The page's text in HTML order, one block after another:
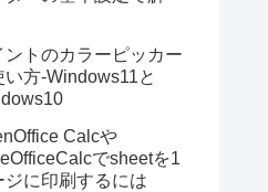
ントのカラーピッカー
い方-Windows11と
Calcや
でsheetを1
ジに印刷するには